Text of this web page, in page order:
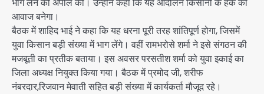
आवाज बनेगा।
बैठक में शाहिद भाई ने कहा कि यह धरना पूरी तरह शांतिपूर्ण होगा, जिसमें
युवा किसान बड़ी संख्या में भाग लेंगे। वहीं रामभरोसे शर्मा ने इसे संगठन की
मजबूती का प्रतीक बताया। इस अवसर परसतीश शर्मा को युवा इकाई का
जिला अध्यक्ष नियुक्त किया गया। बैठक में प्रमोद जी, शरीफ
नंबरदार,रिजवान मेवाती सहित बड़ी संख्या में कार्यकर्ता मौजूद रहे।